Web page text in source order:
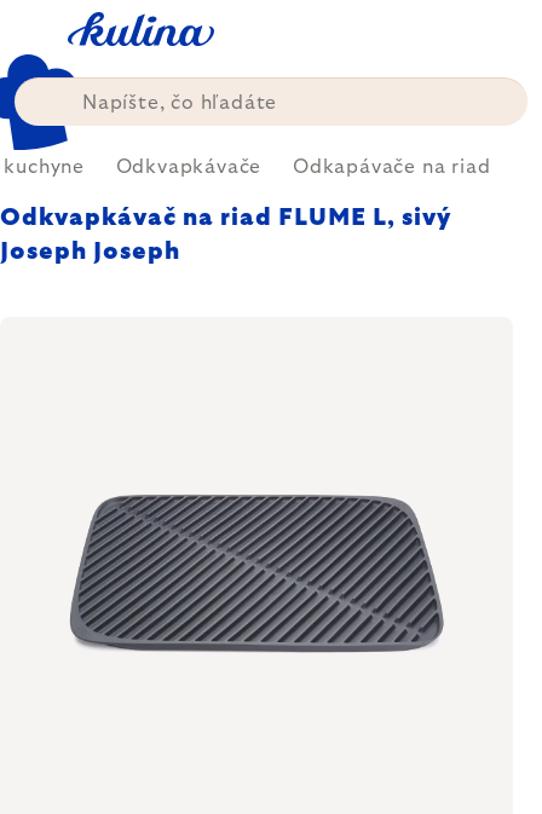
obsah
Odkvapkávače Odkapávače na riad
Odkvapkávač na riad FLUME L, sivý
Joseph Joseph